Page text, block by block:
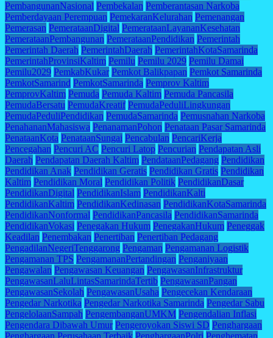
PembangunanNasional Pembekalan Pemberantasan Narkoba
Pemberdayaan Perempuan PemekaranKelurahan Pemenangan
Pemerasan PemerataanDigital PemerataanLayananKesehatan
PemerataanPembangunan PemerataanPendidikan Pemerintah
Pemerintah Daerah PemerintahDaerah PemerintahKotaSamarinda
PemerintahProvinsiKaltim Pemilu Pemilu 2029 Pemilu Damai
Pemilu2029 PemkabKukar Pemkot Balikpapan Pemkot Samarinda
PemkotSamarind PemkotSamarinda Pemprov Kaltim
PemprovKaltim Pemuda Pemuda Kaltim Pemuda Pancasila
PemudaBersatu PemudaKreatif PemudaPeduliLingkungan
PemudaPeduliPendidikan PemudaSamarinda Pemusnahan Narkoba
PenahananMahasiswa PenanamanPohon Penataan Pasar Samarinda
PenataanKota PenataanSungai Pencabulan PencariKerja
Pencegahan Pencuri AC Pencuri Latop Pencurian Pendapatan Asli
Daerah Pendapatan Daerah Kaltim PendataanPedagang Pendidikan
Pendidikan Anak Pendidikan Geratis Pendidikan Gratis Pendidikan
Kaltim Pendidikan Moral Pendidikan Politik PendidikanDasar
PendidikanDigital PendidikanIslam PendidikanKalti
PendidikanKaltim PendidikanKedinasan PendidikanKotaSamarinda
PendidikanNonformal PendidikanPancasila PendidikanSamarinda
PendidikanVokasi Penegakan Hukum PenegakanHukum Peneggak
Keadilan Penembakan Penertiban Penertiban Pedagang
PengadilanNegeriTenggarong Pengaman Pengamanan Logistik
Pengamanan TPS PengamananPertandingan Penganiyaan
Pengawalan Pengawasan Keuangan PengawasanInfrastruktur
PengawasanLaluLintasSamarindaTertib PengawasanPangan
PengawasanSekolah PengawasanUsaha Pengecekan Kendaraan
Pengedar Narkotika Pengedar Narkotika Samarinda Pengedar Sabu
PengelolaanSampah PengembanganUMKM Pengendalian Inflasi
Pengendara Dibawah Umur Pengeroyokan Siswi SD Penghargaan
Penghargaan Perusahaan Terbaik PenghargaanPolri Penghematan